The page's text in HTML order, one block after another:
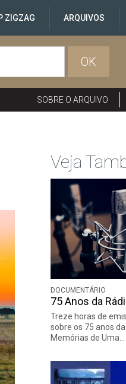
ZIGZAG ARQUIVOS
OK
SOBRE O ARQUIVO
Veja
DOCUMENTÁRIO
75 Anos da
Treze horas de
sobre os 75 anos
Memórias de Uma…